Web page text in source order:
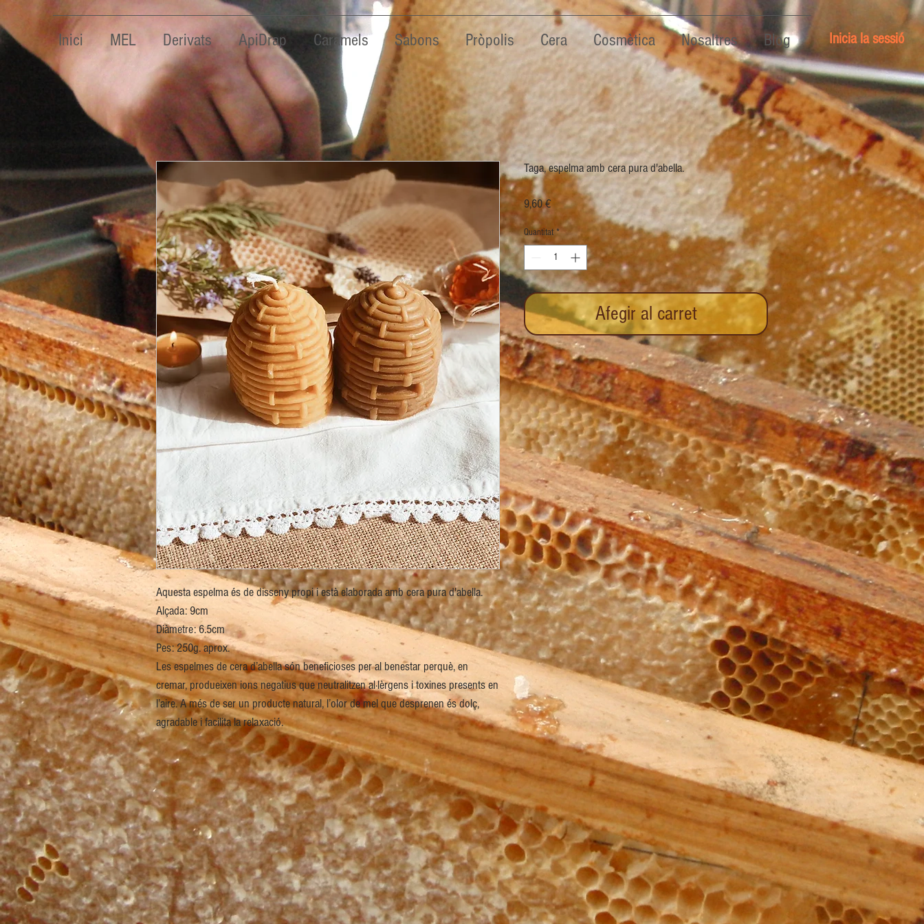
Inici MEL Derivats ApiDrap Caramels Sabons Pròpolis Cera Cosmètica Nosaltres Blog Inicia la sessió
Aquesta espelma és de disseny propi i està elaborada amb cera pura d'abella.
Alçada: 9cm
Diàmetre: 6.5cm
Pes: 250g. aprox.
Les espelmes de cera d’abella són beneficioses per al benestar perquè, en
cremar, produeixen ions negatius que neutralitzen al·lèrgens i toxines presents en
l’aire. A més de ser un producte natural, l’olor de mel que desprenen és dolç,
agradable i facilita la relaxació.
Taga, espelma amb cera pura d'abella.
9,60 € Price
Quantitat *
Afegir al carret